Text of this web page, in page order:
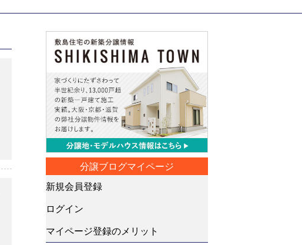
分譲ブログマイページ
新規会員登録
ログイン
マイページ登録のメリット